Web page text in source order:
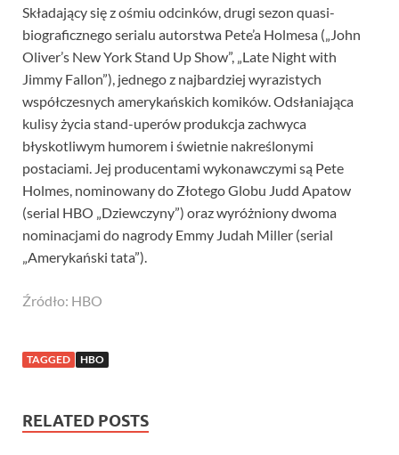
Składający się z ośmiu odcinków, drugi sezon quasi-
biograficznego serialu autorstwa Pete’a Holmesa („John
Oliver’s New York Stand Up Show”, „Late Night with
Jimmy Fallon”), jednego z najbardziej wyrazistych
współczesnych amerykańskich komików. Odsłaniająca
kulisy życia stand-uperów produkcja zachwyca
błyskotliwym humorem i świetnie nakreślonymi
postaciami. Jej producentami wykonawczymi są Pete
Holmes, nominowany do Złotego Globu Judd Apatow
(serial HBO „Dziewczyny”) oraz wyróżniony dwoma
nominacjami do nagrody Emmy Judah Miller (serial
„Amerykański tata”).
Źródło: HBO
TAGGED HBO
RELATED POSTS